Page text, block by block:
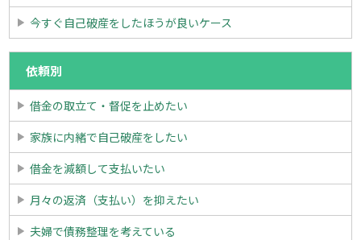
今すぐ自己破産をしたほうが良いケース
依頼別
借金の取立て・督促を止めたい
家族に内緒で自己破産をしたい
借金を減額して支払いたい
月々の返済（支払い）を抑えたい
夫婦で債務整理を考えている